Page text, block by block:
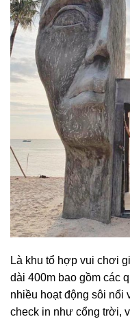
Là khu tổ hợp vui chơi
dài 400m bao gồm các
nhiều hoạt động sôi nổi
check in như cổng trời,